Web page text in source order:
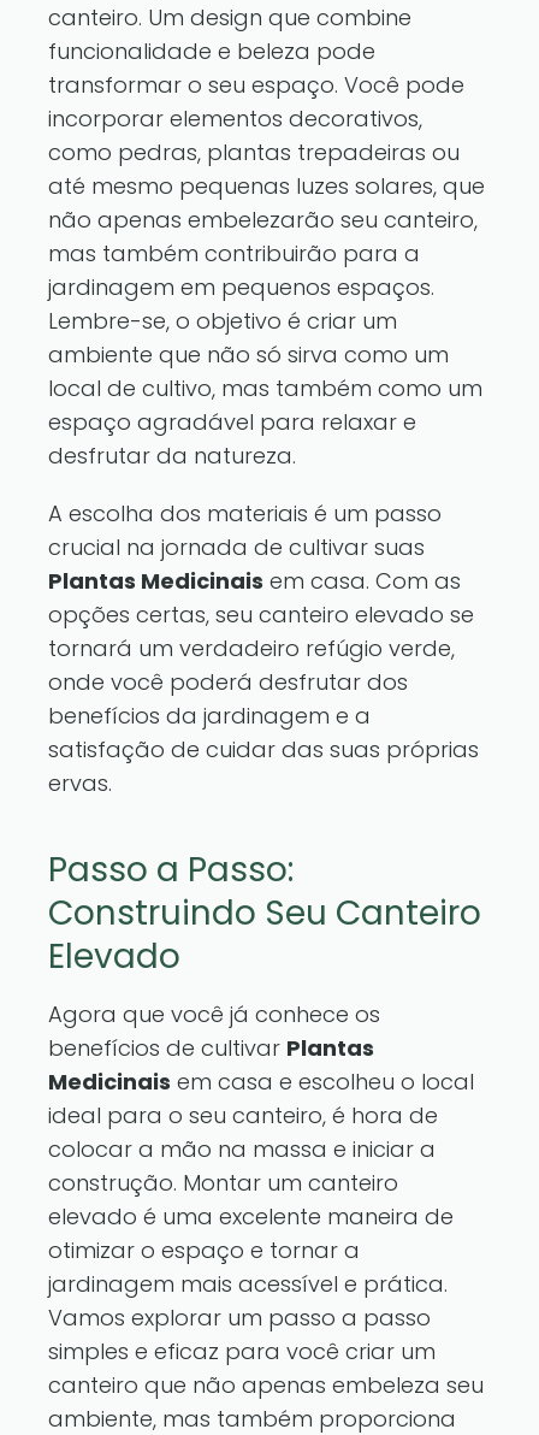
canteiro. Um design que combine
funcionalidade e beleza pode
transformar o seu espaço. Você pode
incorporar elementos decorativos,
como pedras, plantas trepadeiras ou
até mesmo pequenas luzes solares, que
não apenas embelezarão seu canteiro,
mas também contribuirão para a
jardinagem em pequenos espaços.
Lembre-se, o objetivo é criar um
ambiente que não só sirva como um
local de cultivo, mas também como um
espaço agradável para relaxar e
desfrutar da natureza.
A escolha dos materiais é um passo
crucial na jornada de cultivar suas
Plantas Medicinais em casa. Com as
opções certas, seu canteiro elevado se
tornará um verdadeiro refúgio verde,
onde você poderá desfrutar dos
benefícios da jardinagem e a
satisfação de cuidar das suas próprias
ervas.
Passo a Passo:
Construindo Seu Canteiro
Elevado
Agora que você já conhece os
benefícios de cultivar Plantas
Medicinais em casa e escolheu o local
ideal para o seu canteiro, é hora de
colocar a mão na massa e iniciar a
construção. Montar um canteiro
elevado é uma excelente maneira de
otimizar o espaço e tornar a
jardinagem mais acessível e prática.
Vamos explorar um passo a passo
simples e eficaz para você criar um
canteiro que não apenas embeleza seu
ambiente, mas também proporciona